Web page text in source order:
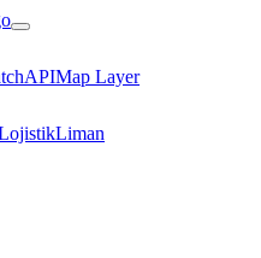
APIMap Layer
Liman